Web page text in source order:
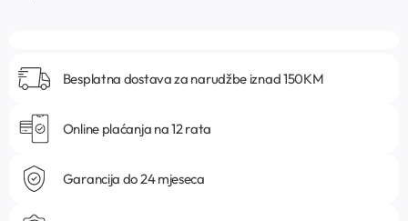
Besplatna dostava za narudžbe iznad 150KM
Online plaćanja na 12 rata
Garancija do 24 mjeseca